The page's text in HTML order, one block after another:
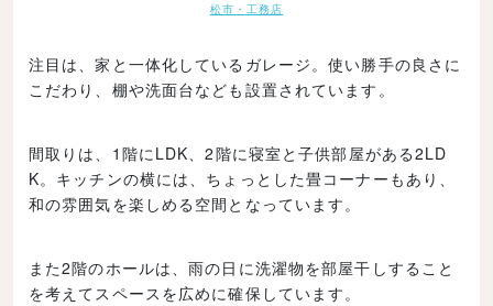
松市・工務店
注目は、家と一体化しているガレージ。使い勝手の良さに
こだわり、棚や洗面台なども設置されています。
間取りは、1階にLDK、2階に寝室と子供部屋がある2LD
K。キッチンの横には、ちょっとした畳コーナーもあり、
和の雰囲気を楽しめる空間となっています。
また2階のホールは、雨の日に洗濯物を部屋干しすること
を考えてスペースを広めに確保しています。